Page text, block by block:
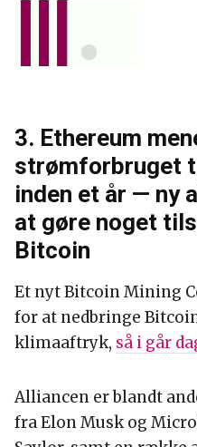
3. Ethereum
strømforbruget
inden et år — ny
at gøre noget
Bitcoin
Et nyt Bitcoin Mining
for at nedbringe
klimaaftryk, så i går
Alliancen er blandt
fra Elon Musk og